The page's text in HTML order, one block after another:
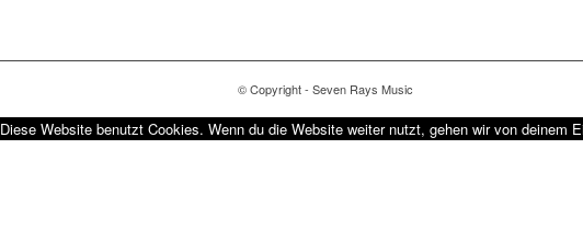
© Copyright - Seven Rays Music
Diese Website benutzt Cookies. Wenn du die Website weiter nutzt, gehen wir von deinem